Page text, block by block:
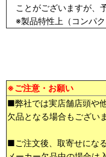
ことがございますが、
※製品特性上（コンパ
※ご注意・お願い
■弊社では実店舗店頭や
欠品となる場合もござい
■ご注文後、取寄せにな